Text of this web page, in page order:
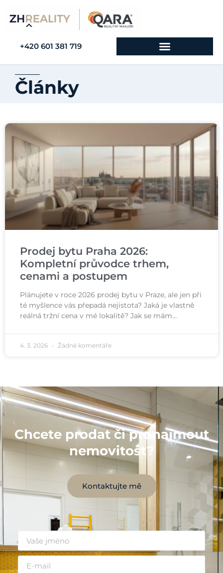
+420 601 381 719
Články
Prodej bytu Praha 2026:
Kompletní průvodce trhem,
cenami a postupem
Plánujete v roce 2026 prodej bytu v Praze, ale jen při
té myšlence vás přepadá nejistota? Jaká je vlastně
reálná tržní cena v mé lokalitě? Jak se mám…
4. 3. 2026 Žádné komentáře
Chcete prodat či pronajmout
nemovitost?
Kontaktujte mě